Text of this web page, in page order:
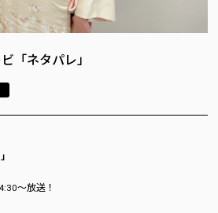
「ネタパレ」
～放送！